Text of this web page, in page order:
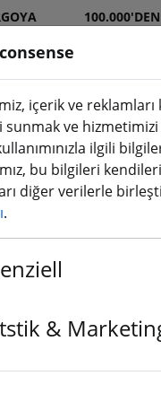
DJI
Mağazası
içerik ve
sunmak ve hizmetimizi
ilgili
bu bilgileri
diğer verilerle
.
&